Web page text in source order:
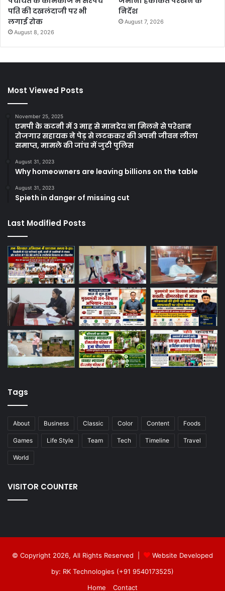
पति की दखलंदाजी पर भी
लगाई रोक
August 8, 2026
निर्देश
August 7, 2026
Most Viewed Posts
November 25, 2025
एमपी के कटनी में 3 माह से मानदेय ना मिलने से परेशान
रोजगार सहायक ने पेड़ से लटककर की अपनी जीवन लीला
समाप्त, मामले की जांच में जुटी पुलिस
August 31, 2023
Why homeowners are leaving billions on the table
August 31, 2023
Spieth in danger of missing cut
Last Modified Posts
Tags
About Business Classic Color Content Foods
Games Life Style Team Tech Timeline Travel
World
VISITOR COUNTER
© Copyright 2026, All Rights Reserved |
Website Developed
by: RK Technologies (+91 9540173525)
Home
Contact